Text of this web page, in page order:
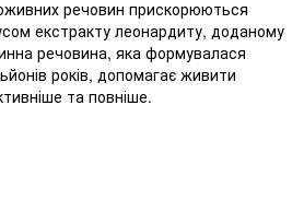
речовин прискорюються
екстракту леонардиту, доданому
речовина, яка формувалася
років, допомагає живити
та повніше.